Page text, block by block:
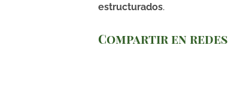
estructurados.
Compartir en redes